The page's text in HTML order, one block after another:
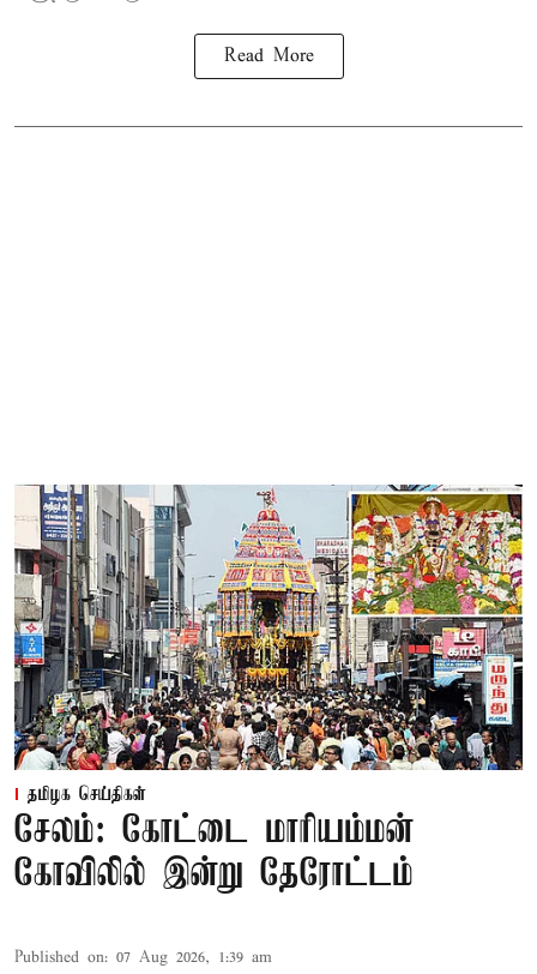
Read More
தமிழக செய்திகள்
சேலம்: கோட்டை மாரியம்மன்
கோவிலில் இன்று தேரோட்டம்
Published on: 07 Aug 2026, 1:39 am